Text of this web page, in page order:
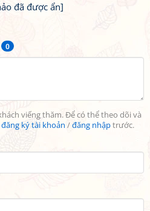
0
viếng thăm. Để có thể theo dõi và
đăng ký tài khoản /đăng nhậptrước.
đã được ẩn]